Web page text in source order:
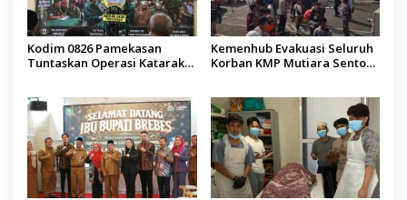
Kodim 0826 Pamekasan
Tuntaskan Operasi Katarak
Kemenhub Evakuasi Seluruh
Korban KMP Mutiara Sentosa